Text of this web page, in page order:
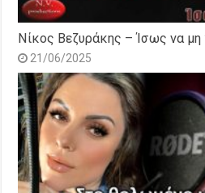
Νίκος Βεζυράκης – Ίσως να μη
21/06/2025